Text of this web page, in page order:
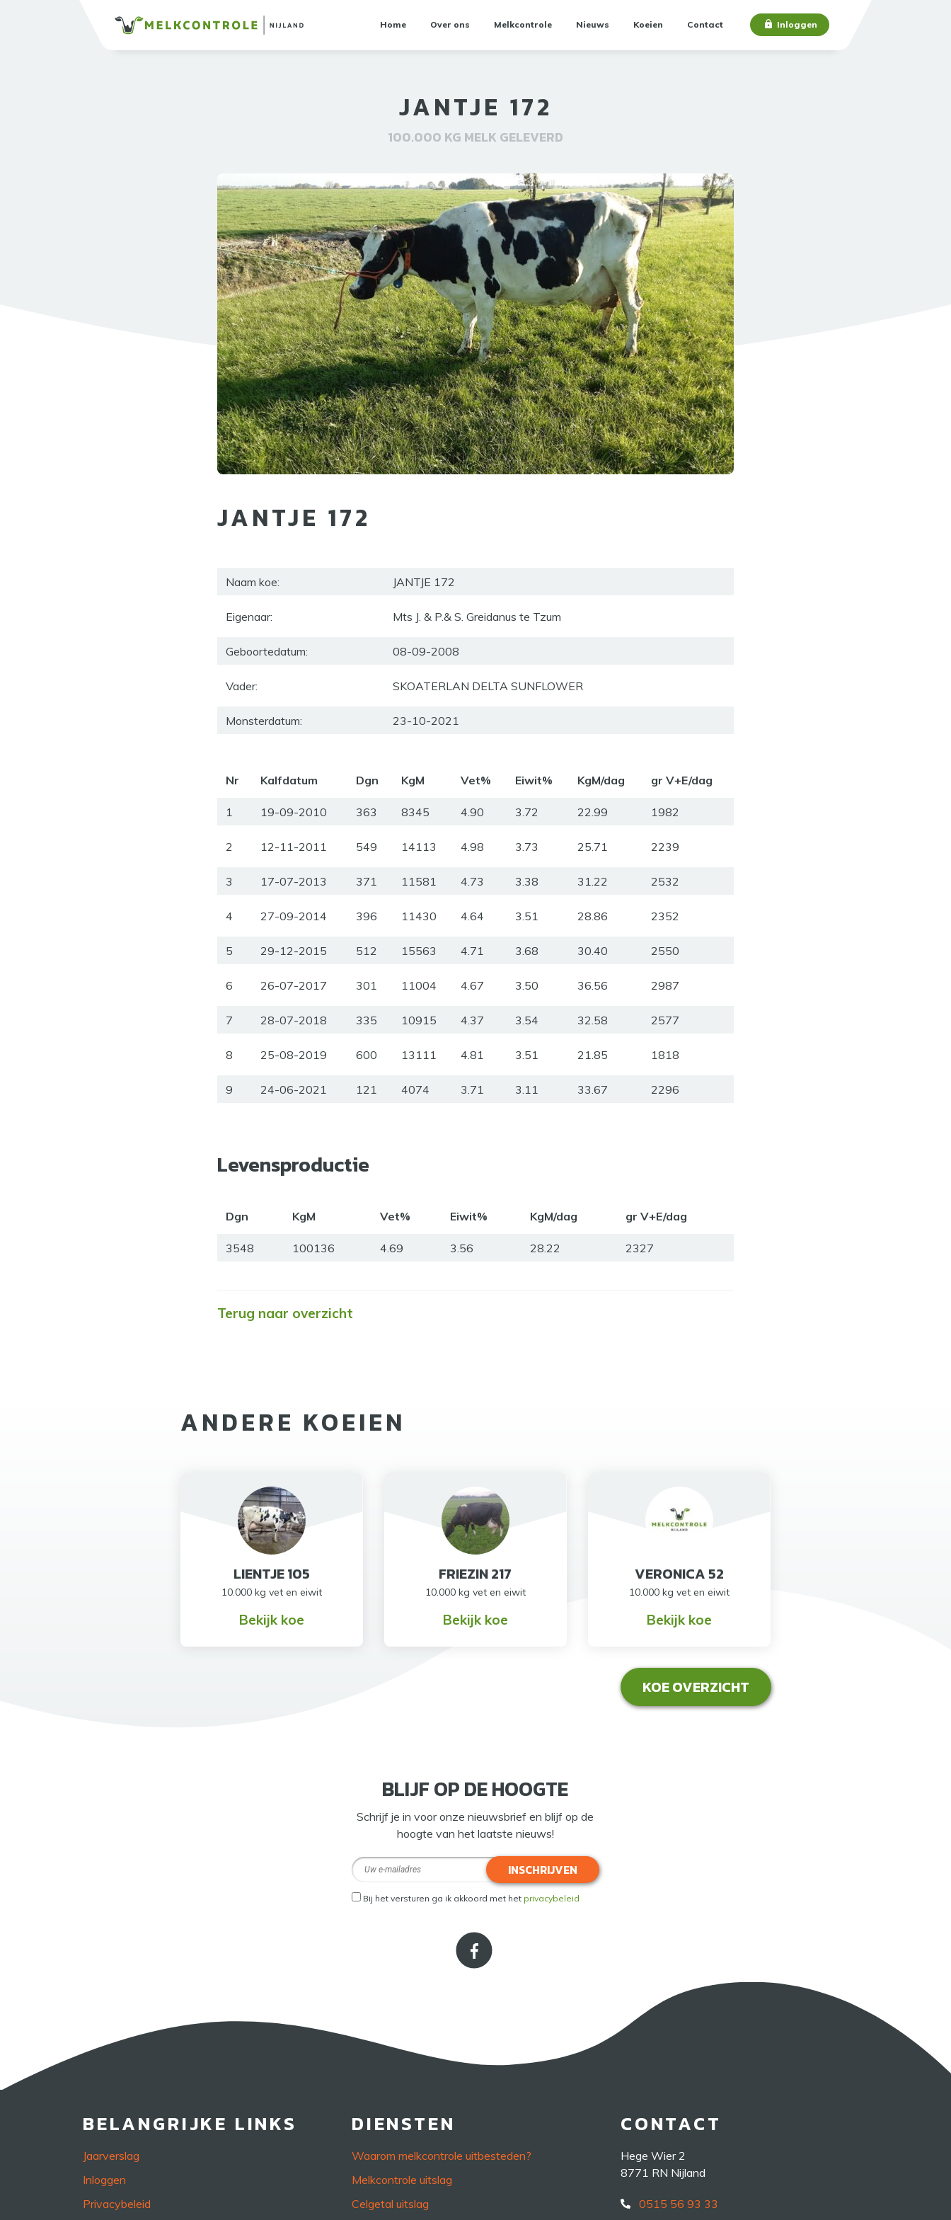
Home Over ons Melkcontrole Nieuws Koeien Contact Inloggen
JANTJE 172
100.000 KG MELK GELEVERD
JANTJE 172
Naam koe: JANTJE 172
Eigenaar: Mts J. & P.& S. Greidanus te Tzum
Geboortedatum: 08-09-2008
Vader: SKOATERLAN DELTA SUNFLOWER
Monsterdatum: 23-10-2021
Nr Kalfdatum Dgn KgM Vet% Eiwit% KgM/dag gr V+E/dag
1 19-09-2010 363 8345 4.90 3.72 22.99 1982
2 12-11-2011 549 14113 4.98 3.73 25.71 2239
3 17-07-2013 371 11581 4.73 3.38 31.22 2532
4 27-09-2014 396 11430 4.64 3.51 28.86 2352
5 29-12-2015 512 15563 4.71 3.68 30.40 2550
6 26-07-2017 301 11004 4.67 3.50 36.56 2987
7 28-07-2018 335 10915 4.37 3.54 32.58 2577
8 25-08-2019 600 13111 4.81 3.51 21.85 1818
9 24-06-2021 121 4074 3.71 3.11 33.67 2296
Levensproductie
Dgn KgM Vet% Eiwit% KgM/dag gr V+E/dag
3548 100136 4.69 3.56 28.22 2327
Terug naar overzicht
ANDERE KOEIEN
LIENTJE 105
10.000 kg vet en eiwit
Bekijk koe
FRIEZIN 217
10.000 kg vet en eiwit
Bekijk koe
VERONICA 52
10.000 kg vet en eiwit
Bekijk koe
KOE OVERZICHT
BLIJF OP DE HOOGTE
Schrijf je in voor onze nieuwsbrief en blijf op de
hoogte van het laatste nieuws!
INSCHRIJVEN
Bij het versturen ga ik akkoord met het privacybeleid
BELANGRIJKE LINKS
Jaarverslag
Inloggen
Privacybeleid
DIENSTEN
Waarom melkcontrole uitbesteden?
Melkcontrole uitslag
Celgetal uitslag
CONTACT
Hege Wier 2
8771 RN Nijland
0515 56 93 33